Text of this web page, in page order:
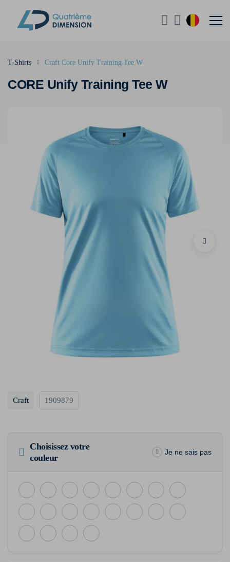
CORE Unify Training Tee W
T-Shirts Craft Core Unify Training Tee W
Craft 1909879
Choisissez votre
couleur
Je ne sais pas